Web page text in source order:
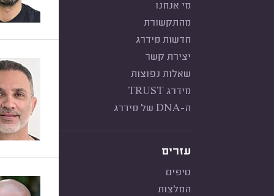
מי אנחנו
מהתקשורת
חדשות מידרג
יצירת קשר
שאלות נפוצות
מידרג TRUST
ה-DNA של מידרג
עזרים
טיפים
המלצות